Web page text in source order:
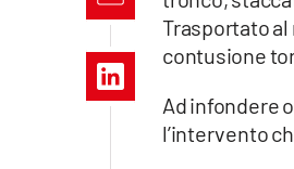
Trasportato
contusione
Ad infondere
l’intervento